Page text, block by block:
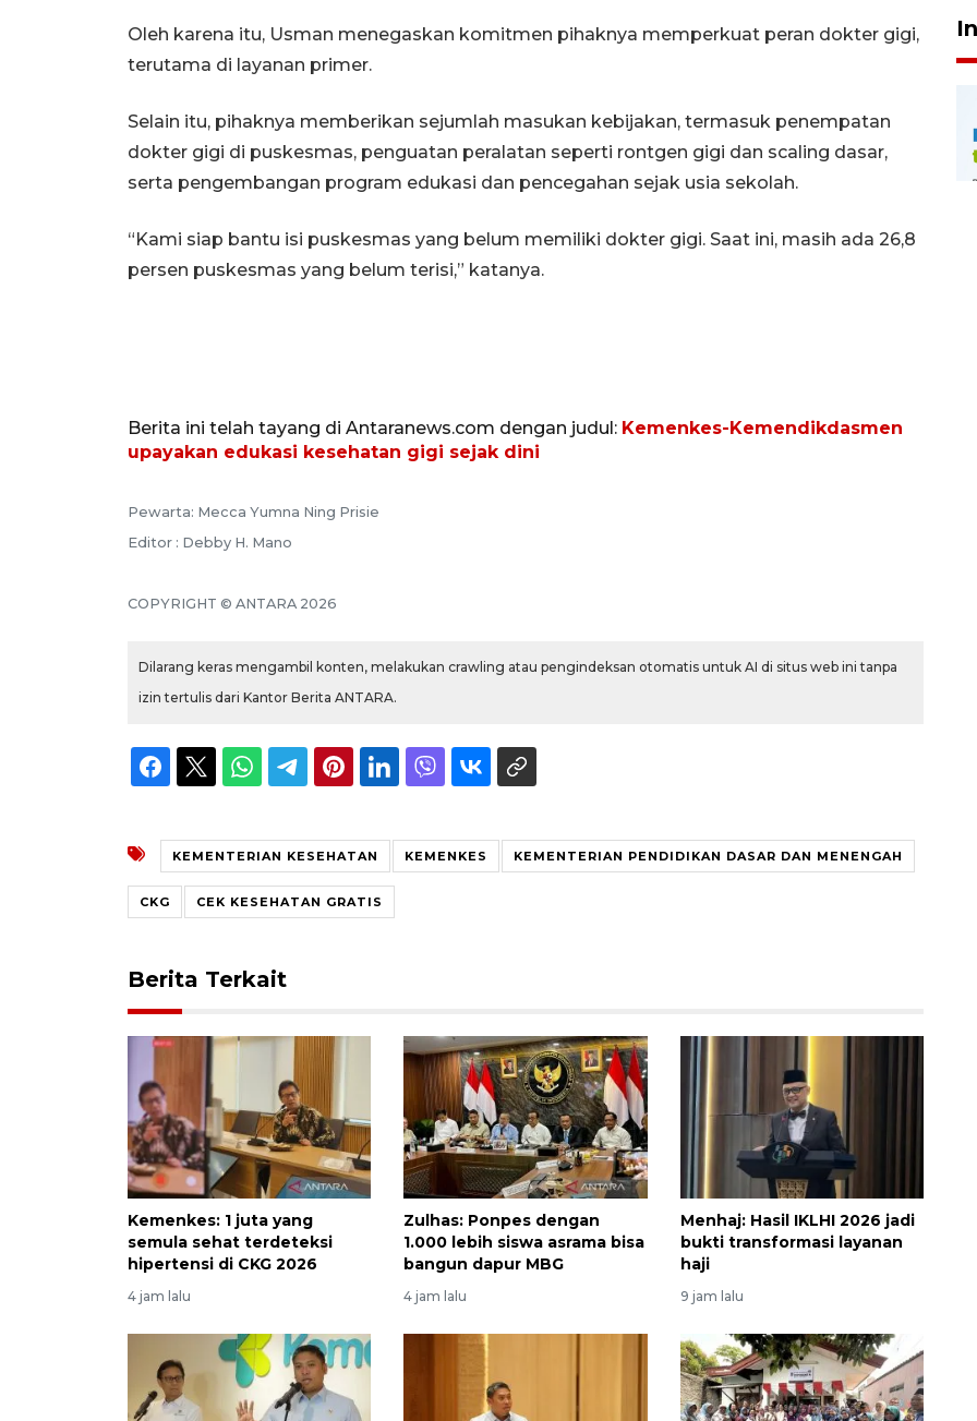
Oleh karena itu, Usman menegaskan komitmen pihaknya memperkuat peran dokter gigi,
terutama di layanan primer.
Selain itu, pihaknya memberikan sejumlah masukan kebijakan, termasuk penempatan
dokter gigi di puskesmas, penguatan peralatan seperti rontgen gigi dan scaling dasar,
serta pengembangan program edukasi dan pencegahan sejak usia sekolah.
“Kami siap bantu isi puskesmas yang belum memiliki dokter gigi. Saat ini, masih ada 26,8
persen puskesmas yang belum terisi,” katanya.
Berita ini telah tayang di Antaranews.com dengan judul: Kemenkes-Kemendikdasmen
upayakan edukasi kesehatan gigi sejak dini
Pewarta: Mecca Yumna Ning Prisie
Editor : Debby H. Mano
COPYRIGHT © ANTARA 2026
Dilarang keras mengambil konten, melakukan crawling atau pengindeksan otomatis untuk AI di situs web ini tanpa
izin tertulis dari Kantor Berita ANTARA.
KEMENTERIAN KESEHATAN KEMENKES KEMENTERIAN PENDIDIKAN DASAR DAN MENENGAH
CKG CEK KESEHATAN GRATIS
Berita Terkait
Kemenkes: 1 juta yang
semula sehat terdeteksi
hipertensi di CKG 2026
4 jam lalu
Zulhas: Ponpes dengan
1.000 lebih siswa asrama bisa
bangun dapur MBG
4 jam lalu
Menhaj: Hasil IKLHI 2026 jadi
bukti transformasi layanan
haji
9 jam lalu